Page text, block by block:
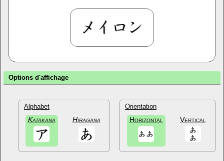
Options d'affichage
Alphabet
Katakana Hiragana
Orientation
Horizontal Vertical